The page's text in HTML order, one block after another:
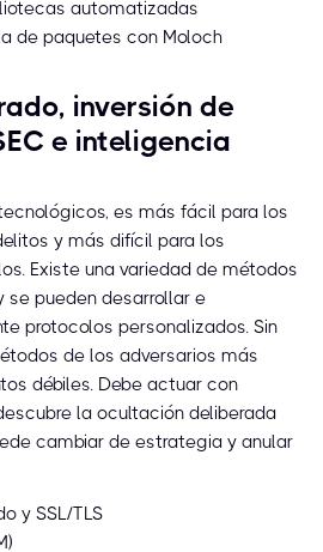
automatizadas
de paquetes con Moloch
inversión de
e inteligencia
es más fácil para los
y más difícil para los
Existe una variedad de métodos
se pueden desarrollar e
protocolos personalizados. Sin
de los adversarios más
débiles. Debe actuar con
la ocultación deliberada
cambiar de estrategia y anular
y SSL/TLS